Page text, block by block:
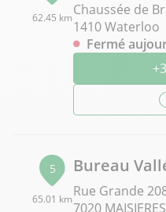
62.45 kmChaussée de
1410 Waterloo
Fermé
5
65.01 km
Bureau
Rue Grande
7020